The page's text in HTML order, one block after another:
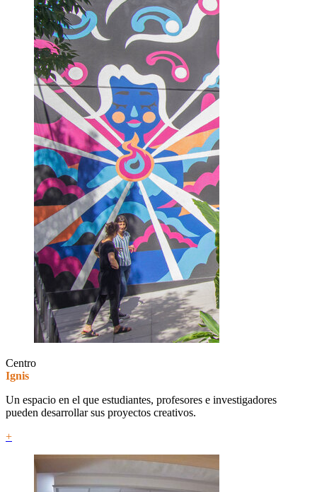
Centro
Ignis
Un espacio en el que estudiantes, profesores e investigadores
pueden desarrollar sus proyectos creativos.
+